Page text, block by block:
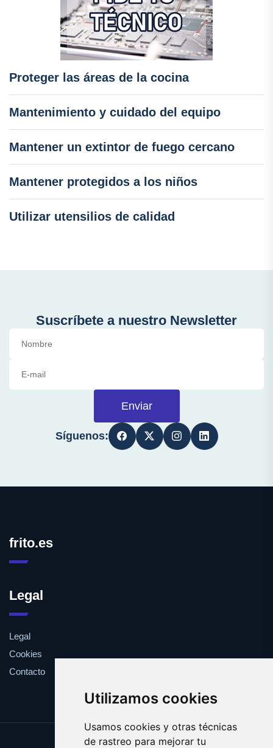
Utilizamos cookies
Usamos cookies y otras técnicas
de rastreo para mejorar tu
Proteger las áreas de la cocina
Mantenimiento y cuidado del equipo
Mantener un extintor de fuego cercano
Mantener protegidos a los niños
Utilizar utensilios de calidad
Suscríbete a nuestro Newsletter
Enviar
Síguenos:
frito.es
Legal
Legal
Cookies
Contacto
Update cookies preferences